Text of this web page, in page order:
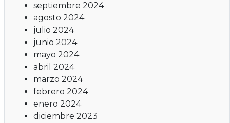
septiembre 2024
agosto 2024
julio 2024
junio 2024
mayo 2024
abril 2024
marzo 2024
febrero 2024
enero 2024
diciembre 2023